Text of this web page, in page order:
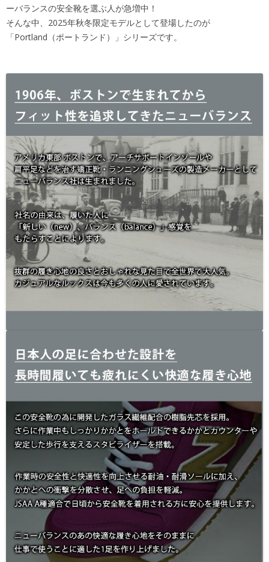
ーバランスの安全靴を選ぶ人が急増中！
そんな中、2025年秋冬限定モデルとして登場したのが
「Portland（ポートランド）」シリーズです。